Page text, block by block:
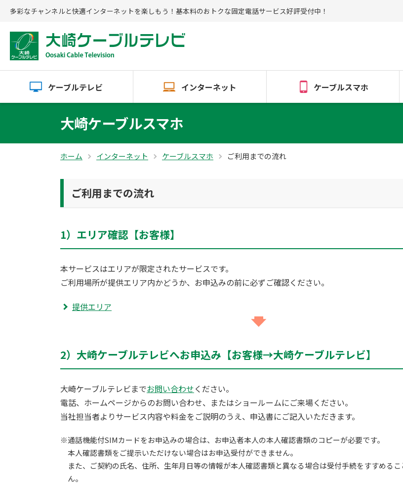
多彩なチャンネルと快適インターネットを楽しもう！基本料のおトクな固定電話サービス好評受付中！
ケーブルテレビ インターネット ケーブルスマホ
大崎ケーブルスマホ
ホーム インターネット ケーブルスマホ ご利用までの流れ
ご利用までの流れ
1）エリア確認【お客様】
本サービスはエリアが限定されたサービスです。
ご利用場所が提供エリア内かどうか、お申込みの前に必ずご確認ください。
提供エリア
2）大崎ケーブルテレビへお申込み【お客様→大崎ケーブルテレビ】
大崎ケーブルテレビまでお問い合わせください。
電話、ホームページからのお問い合わせ、またはショールームにご来場ください。
当社担当者よりサービス内容や料金をご説明のうえ、申込書にご記入いただきます。
※通話機能付SIMカードをお申込みの場合は、お申込者本人の本人確認書類のコピーが必要です。
本人確認書類をご提示いただけない場合はお申込受付ができません。
また、ご契約の氏名、住所、生年月日等の情報が本人確認書類と異なる場合は受付手続をすすめる
ん。